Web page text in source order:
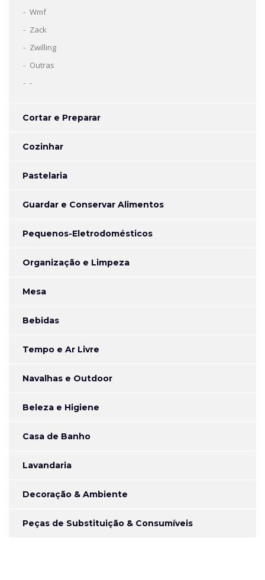
Wmf
Zack
Zwilling
Outras
-
Cortar e Preparar
Cozinhar
Pastelaria
Guardar e Conservar Alimentos
Pequenos-Eletrodomésticos
Organização e Limpeza
Mesa
Bebidas
Tempo e Ar Livre
Navalhas e Outdoor
Beleza e Higiene
Casa de Banho
Lavandaria
Decoração & Ambiente
Peças de Substituição & Consumíveis